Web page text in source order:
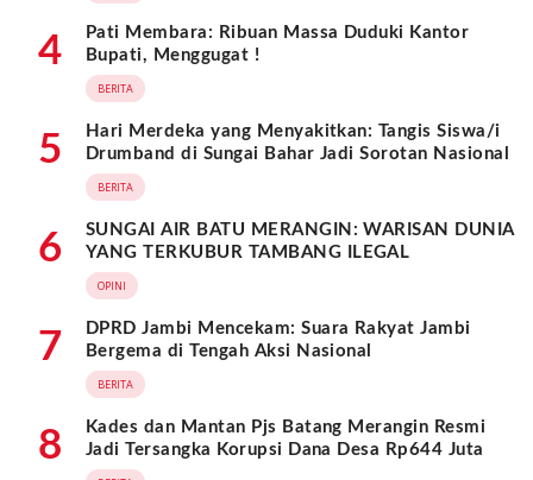
4
Pati Membara: Ribuan Massa Duduki Kantor
Bupati, Menggugat !
BERITA
5
Hari Merdeka yang Menyakitkan: Tangis Siswa/i
Drumband di Sungai Bahar Jadi Sorotan Nasional
BERITA
6
SUNGAI AIR BATU MERANGIN: WARISAN DUNIA
YANG TERKUBUR TAMBANG ILEGAL
OPINI
7
DPRD Jambi Mencekam: Suara Rakyat Jambi
Bergema di Tengah Aksi Nasional
BERITA
8
Kades dan Mantan Pjs Batang Merangin Resmi
Jadi Tersangka Korupsi Dana Desa Rp644 Juta